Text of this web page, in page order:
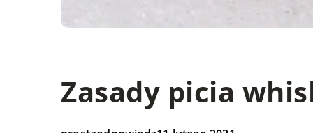
Zasady picia